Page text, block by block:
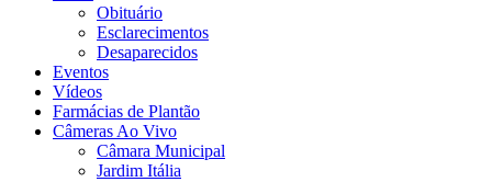
Obituário
Esclarecimentos
Desaparecidos
Eventos
Vídeos
Farmácias de Plantão
Câmeras Ao Vivo
Câmara Municipal
Jardim Itália